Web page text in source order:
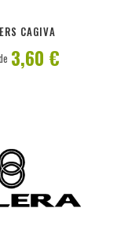
CAGIVA
3,60 €